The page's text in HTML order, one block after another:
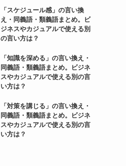
「スケジュール感」の言い換
え・同義語・類義語まとめ。ビ
ジネスやカジュアルで使える別
の言い方は？
「知識を深める」の言い換え・
同義語・類義語まとめ。ビジネ
スやカジュアルで使える別の言
い方は？
「対策を講じる」の言い換え・
同義語・類義語まとめ。ビジネ
スやカジュアルで使える別の言
い方は？